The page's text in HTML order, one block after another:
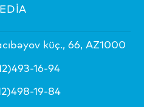
küç., 66, AZ1000
16-94
19-84